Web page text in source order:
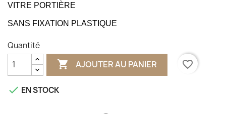
VITRE PORTIÈRE
SANS FIXATION PLASTIQUE
Quantité
 AJOUTER AU PANIER favorite_border
 EN STOCK